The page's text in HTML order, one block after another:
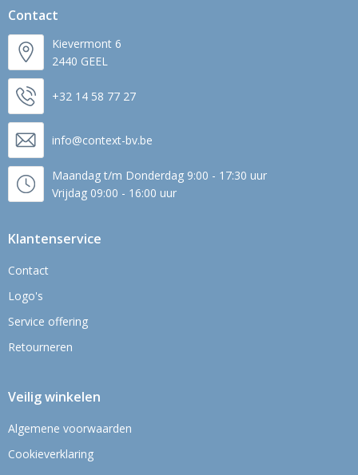
Contact
Kievermont 6
2440 GEEL
+32 14 58 77 27
info@context-bv.be
Maandag t/m Donderdag 9:00 - 17:30 uur
Vrijdag 09:00 - 16:00 uur
Klantenservice
Contact
Logo's
Service offering
Retourneren
Veilig winkelen
Algemene voorwaarden
Cookieverklaring